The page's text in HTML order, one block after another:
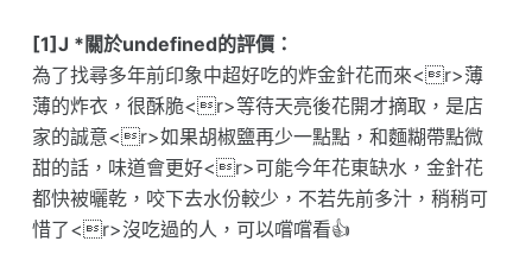
[1]J *關於undefined的評價：
為了找尋多年前印象中超好吃的炸金針花而來<r>薄
薄的炸衣，很酥脆<r>等待天亮後花開才摘取，是店
家的誠意<r>如果胡椒鹽再少一點點，和麵糊帶點微
甜的話，味道會更好<r>可能今年花東缺水，金針花
都快被曬乾，咬下去水份較少，不若先前多汁，稍稍可
惜了<r>沒吃過的人，可以嚐嚐看👍